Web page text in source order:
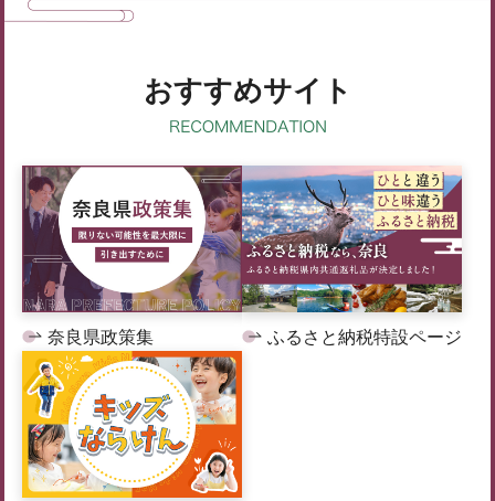
おすすめサイト
奈良県政策集 ふるさと納税特設ページ